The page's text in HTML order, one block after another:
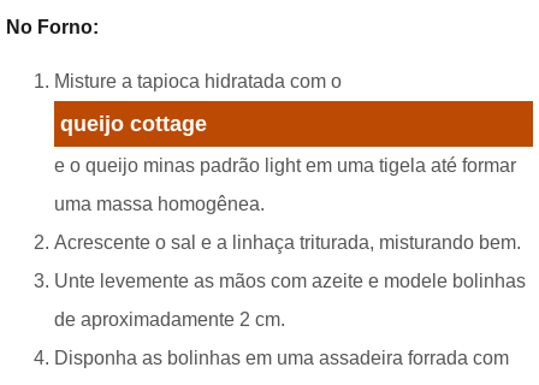
No Forno:
Misture a tapioca hidratada com o
queijo cottage
e o queijo minas padrão light em uma tigela até formar
uma massa homogênea.
Acrescente o sal e a linhaça triturada, misturando bem.
Unte levemente as mãos com azeite e modele bolinhas
de aproximadamente 2 cm.
Disponha as bolinhas em uma assadeira forrada com